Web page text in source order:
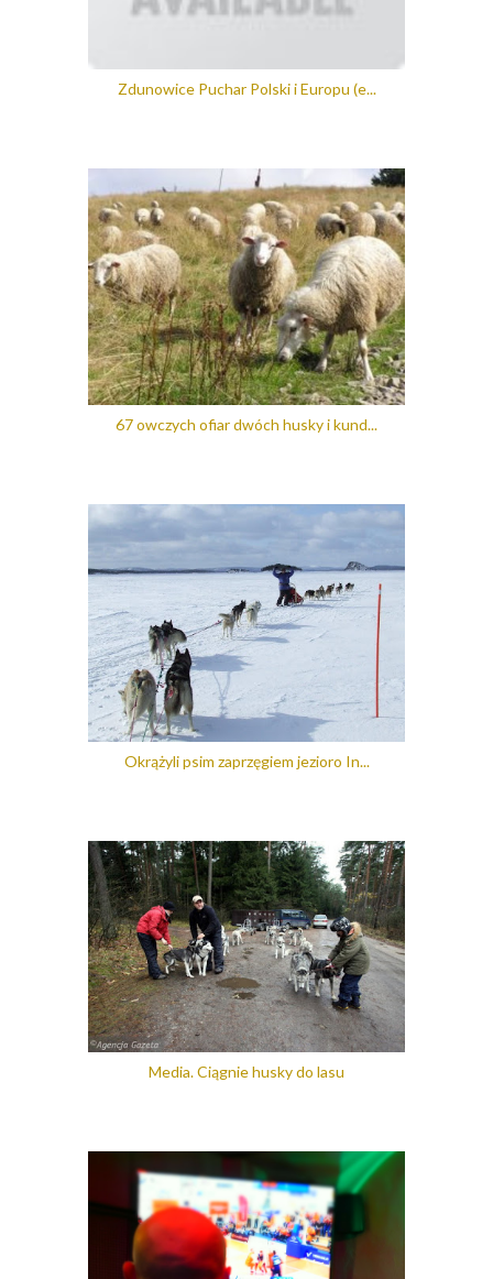
Zdunowice Puchar Polski i Europu (e...
67 owczych ofiar dwóch husky i kund...
Okrążyli psim zaprzęgiem jezioro In...
Media. Ciągnie husky do lasu